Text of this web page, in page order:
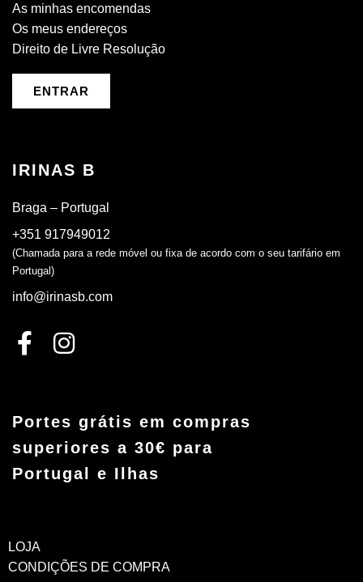
As minhas encomendas
Os meus endereços
Direito de Livre Resolução
ENTRAR
IRINAS B
Braga – Portugal
+351 917949012
(Chamada para a rede móvel ou fixa de acordo com o seu tarifário em
Portugal)
info@irinasb.com
Portes grátis em compras
superiores a 30€ para
Portugal e Ilhas
LOJA
CONDIÇÕES DE COMPRA